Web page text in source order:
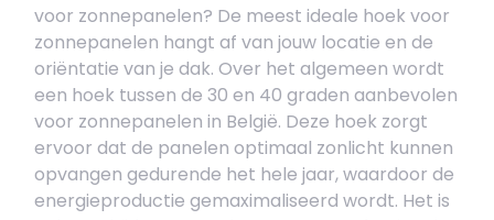
voor zonnepanelen? De meest ideale hoek voor
zonnepanelen hangt af van jouw locatie en de
oriëntatie van je dak. Over het algemeen wordt
een hoek tussen de 30 en 40 graden aanbevolen
voor zonnepanelen in België. Deze hoek zorgt
ervoor dat de panelen optimaal zonlicht kunnen
opvangen gedurende het hele jaar, waardoor de
energieproductie gemaximaliseerd wordt. Het is